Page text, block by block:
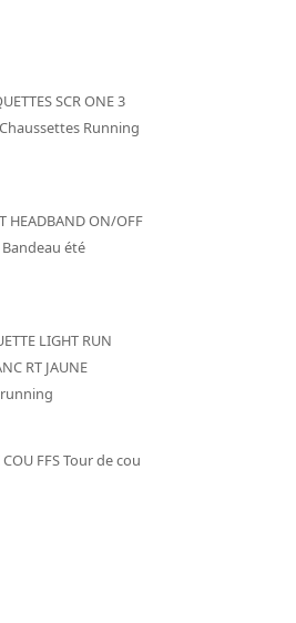
SCR ONE 3
Chaussettes Running
HEADBAND ON/OFF
Bandeau été
LIGHT RUN
RT JAUNE
COU FFS Tour de cou